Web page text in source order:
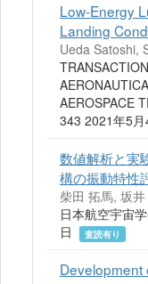
Low-Energy
Landing
Ueda Satoshi,
AEROSPACE
343 2021年5月
数値解析と実
構の振動特性
柴田 拓馬, 坂
日本航空宇宙
日
査読有り
Development